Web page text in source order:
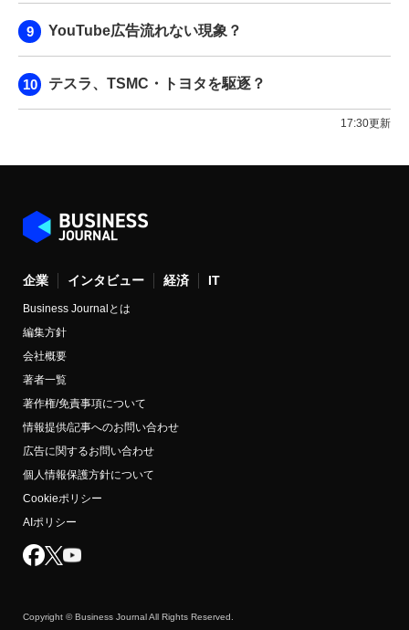
YouTube広告流れない現象？
テスラ、TSMC・トヨタを駆逐？
17:30更新
企業 インタビュー 経済 IT
Business Journalとは
編集方針
会社概要
著者一覧
著作権/免責事項について
情報提供/記事へのお問い合わせ
広告に関するお問い合わせ
個人情報保護方針について
Cookieポリシー
AIポリシー
Copyright © Business Journal All Rights Reserved.